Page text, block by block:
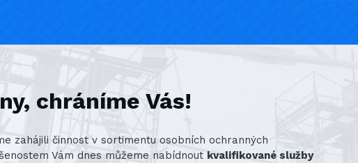
chráníme Vás!
zahájili činnost v sortimentu osobních ochranných
Vám dnes můžeme nabídnout kvalifikované služby